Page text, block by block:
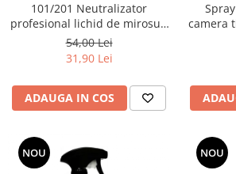
101/201 Neutralizator
profesional lichid de mirosuri
si odorizant interior, 550ml
54,00 Lei
31,90 Lei
ADAUGA IN COS
camera
NOU NOU